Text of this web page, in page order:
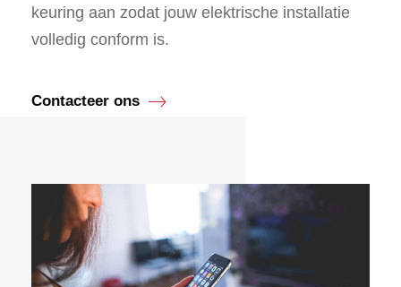
keuring aan zodat jouw elektrische installatie
volledig conform is.
Contacteer ons